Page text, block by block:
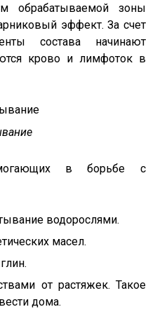
обрабатываемой зоны
эффект. За счет
состава начинают
крово и лимфоток в
в борьбе с
водорослями.
масел.
от растяжек. Такое
дома.